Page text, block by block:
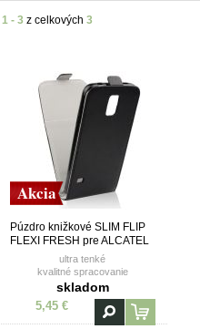
1 - 3 z celkových 3
Akcia
Púzdro knižkové SLIM FLIP
FLEXI FRESH pre ALCATEL
ONE TOUCH C5 (5036D) -
čierne
ultra tenké
kvalitné spracovanie
vanička z TPU (termoplastický
polyuretán)
skladom
5,45 €